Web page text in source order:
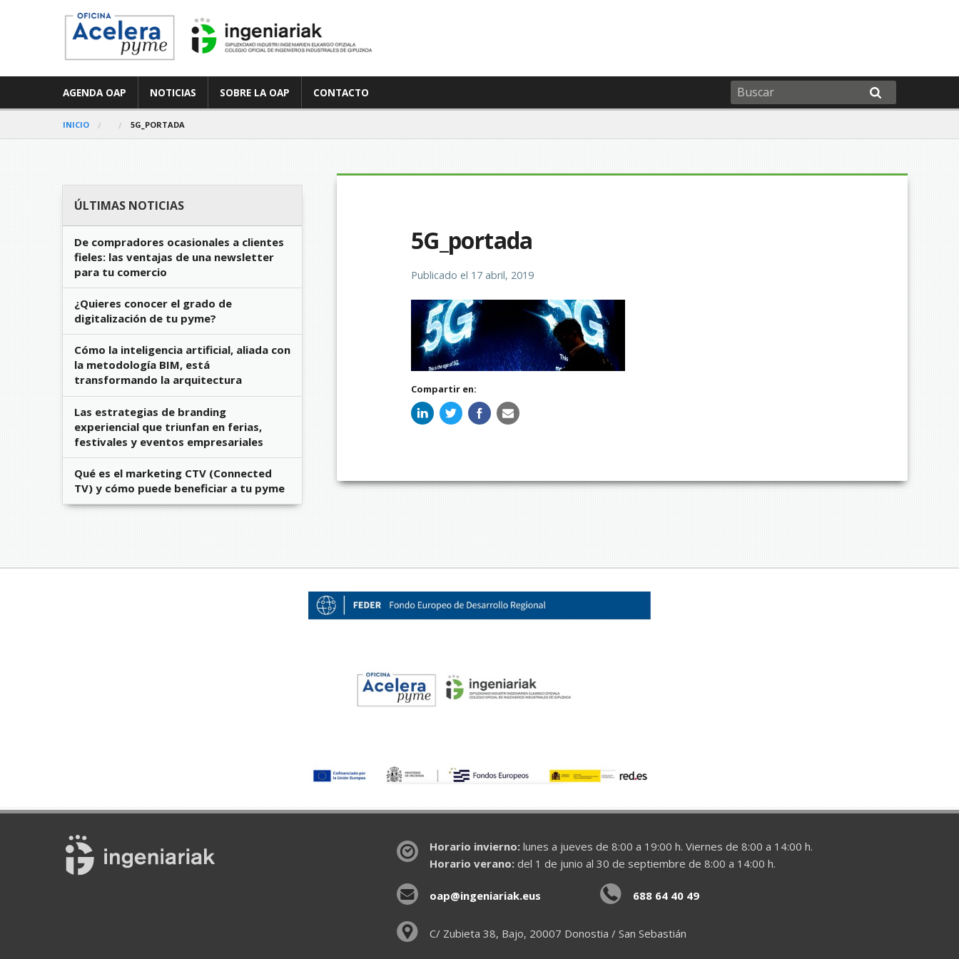
AGENDA OAP NOTICIAS SOBRE LA OAP CONTACTO
INICIO 5G_PORTADA
5G_portada
Publicado el 17 abril, 2019
Compartir en:
ÚLTIMAS NOTICIAS
De compradores ocasionales a clientes
fieles: las ventajas de una newsletter
para tu comercio
¿Quieres conocer el grado de
digitalización de tu pyme?
Cómo la inteligencia artificial, aliada con
la metodología BIM, está
transformando la arquitectura
Las estrategias de branding
experiencial que triunfan en ferias,
festivales y eventos empresariales
Qué es el marketing CTV (Connected
TV) y cómo puede beneficiar a tu pyme
Horario invierno:lunes a jueves de 8:00 a 19:00 h. Viernes de 8:00 a 14:00 h.
Horario verano:del 1 de junio al 30 de septiembre de 8:00 a 14:00 h.
oap@ingeniariak.eus 688 64 40 49
C/ Zubieta 38, Bajo, 20007 Donostia / San Sebastián